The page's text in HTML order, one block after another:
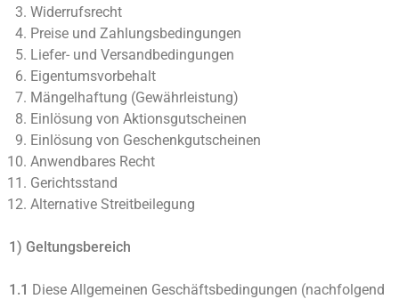
Widerrufsrecht
Preise und Zahlungsbedingungen
Liefer- und Versandbedingungen
Eigentumsvorbehalt
Mängelhaftung (Gewährleistung)
Einlösung von Aktionsgutscheinen
Einlösung von Geschenkgutscheinen
Anwendbares Recht
Gerichtsstand
Alternative Streitbeilegung
1) Geltungsbereich
1.1 Diese Allgemeinen Geschäftsbedingungen (nachfolgend